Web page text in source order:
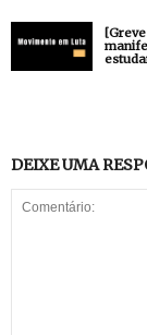
DEIXE UMA